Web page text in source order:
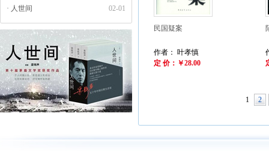
02-01
· 人世间
民国疑案
作者： 叶孝慎
定 价：￥28.00
1 2